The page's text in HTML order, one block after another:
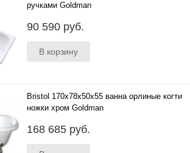
ручками Goldman
90 590 руб.
Bristol 170x78x50x55 ванна орлиные когти
ножки хром Goldman
168 685 руб.